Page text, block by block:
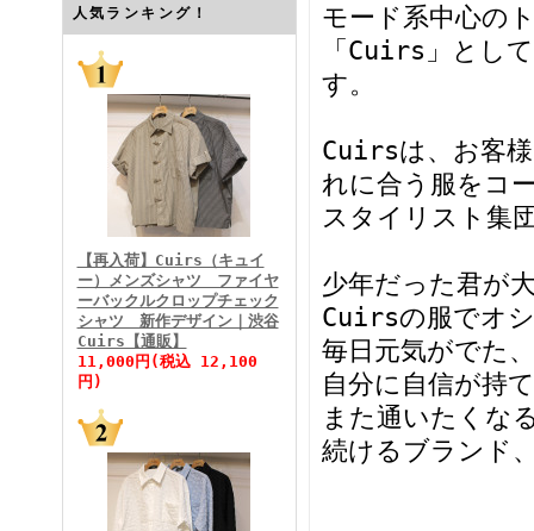
FINEBOYS2026年7月号
FINEBOYS2026年6月号
FINEBOYS2026年5月号
人気ランキング！
【再入荷】Cuirs（キュイ
ー）メンズシャツ ファイヤ
ーバックルクロップチェック
シャツ 新作デザイン｜渋谷
Cuirs【通販】
11,000円(税込 12,100
円)
モード系中心の
「Cuirs」とし
す。
Cuirsは、お客
れに合う服をコ
スタイリスト集
少年だった君が
Cuirsの服でオ
毎日元気がでた、
自分に自信が持
また通いたくな
続けるブランド